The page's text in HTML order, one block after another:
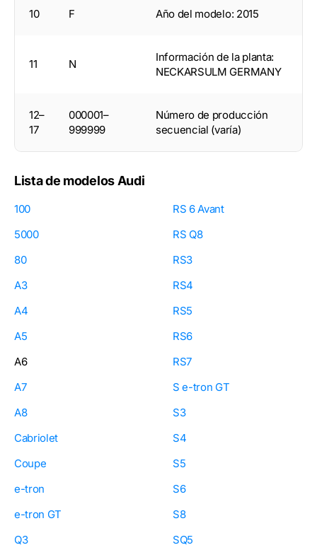
10 F Año del modelo: 2015
11 N
Información de la planta:
NECKARSULM GERMANY
12–
17
000001–
999999
Número de producción
secuencial (varía)
Lista de modelos Audi
100
5000
80
A3
A4
A5
A6
A7
A8
Cabriolet
Coupe
e-tron
e-tron GT
Q3
RS 6 Avant
RS Q8
RS3
RS4
RS5
RS6
RS7
S e-tron GT
S3
S4
S5
S6
S8
SQ5